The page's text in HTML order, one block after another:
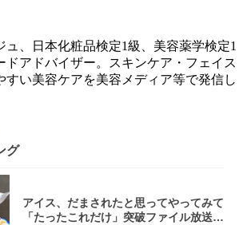
ュ、日本化粧品検定1級、美容薬学検定1
ドアドバイザー。スキンケア・フェイス
すい美容ケアを美容メディア等で発信し
グ
アイス、だまされたと思ってやってみて
「たったこれだけ」突破ファイル放送で